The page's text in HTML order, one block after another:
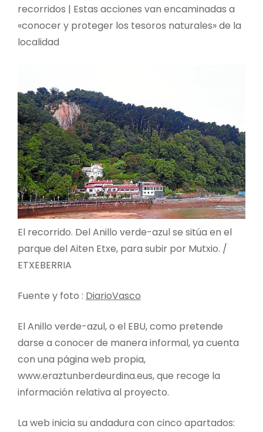
recorridos | Estas acciones van encaminadas a
«conocer y proteger los tesoros naturales» de la
localidad
El recorrido. Del Anillo verde-azul se sitúa en el
parque del Aiten Etxe, para subir por Mutxio. /
ETXEBERRIA
Fuente y foto : DiarioVasco
El Anillo verde-azul, o el EBU, como pretende
darse a conocer de manera informal, ya cuenta
con una página web propia,
www.eraztunberdeurdina.eus, que recoge la
información relativa al proyecto.
La web inicia su andadura con cinco apartados: